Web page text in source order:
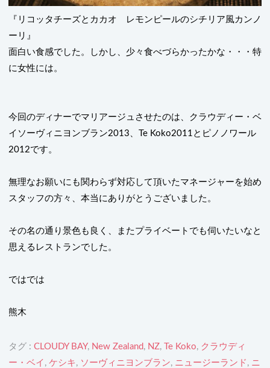
『リコッタチーズとカカオ レモンピールのシチリア風カンノ
ーリ』
面白い食感でした。しかし、少々食べづらかったかな・・・特
に女性には。
今回のディナーでマリアージュさせたのは、クラウディー・ベ
イソーヴィニヨンブラン2013 Te Koko2011 とピノノワール
2012です。
無理なお願いにも関わらず対応して頂いたマネージャーを始め
スタッフの方々、本当にありがとうございました。
その名の通り景色も良く、またプライベートでも伺いたいなと
思えるレストランでした。
ではでは
熊木
タグ : CLOUDY BAY, New Zealand , NZ, Te Koko, クラウディ
ー・ベイ , ケシキ , ソーヴィニヨンブラン, ニュージーランド , ニ